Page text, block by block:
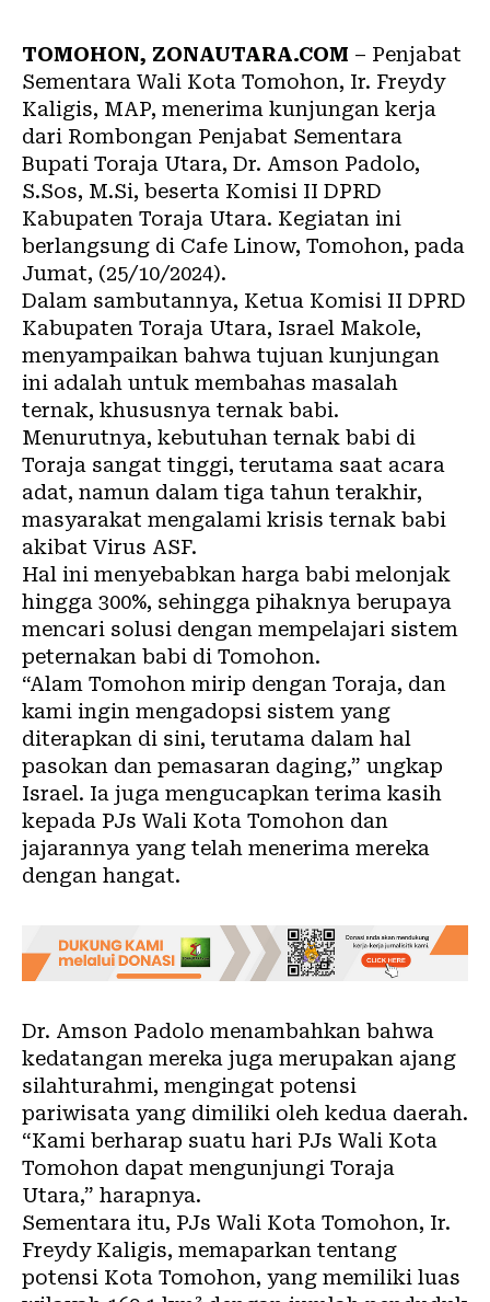
TOMOHON, ZONAUTARA.COM – Penjabat
Sementara Wali Kota Tomohon, Ir. Freydy
Kaligis, MAP, menerima kunjungan kerja
dari Rombongan Penjabat Sementara
Bupati Toraja Utara, Dr. Amson Padolo,
S.Sos, M.Si, beserta Komisi II DPRD
Kabupaten Toraja Utara. Kegiatan ini
berlangsung di Cafe Linow, Tomohon, pada
Jumat, (25/10/2024).
Dalam sambutannya, Ketua Komisi II DPRD
Kabupaten Toraja Utara, Israel Makole,
menyampaikan bahwa tujuan kunjungan
ini adalah untuk membahas masalah
ternak, khususnya ternak babi.
Menurutnya, kebutuhan ternak babi di
Toraja sangat tinggi, terutama saat acara
adat, namun dalam tiga tahun terakhir,
masyarakat mengalami krisis ternak babi
akibat Virus ASF.
Hal ini menyebabkan harga babi melonjak
hingga 300%, sehingga pihaknya berupaya
mencari solusi dengan mempelajari sistem
peternakan babi di Tomohon.
“Alam Tomohon mirip dengan Toraja, dan
kami ingin mengadopsi sistem yang
diterapkan di sini, terutama dalam hal
pasokan dan pemasaran daging,” ungkap
Israel. Ia juga mengucapkan terima kasih
kepada PJs Wali Kota Tomohon dan
jajarannya yang telah menerima mereka
dengan hangat.
Dr. Amson Padolo menambahkan bahwa
kedatangan mereka juga merupakan ajang
silahturahmi, mengingat potensi
pariwisata yang dimiliki oleh kedua daerah.
“Kami berharap suatu hari PJs Wali Kota
Tomohon dapat mengunjungi Toraja
Utara,” harapnya.
Sementara itu, PJs Wali Kota Tomohon, Ir.
Freydy Kaligis, memaparkan tentang
potensi Kota Tomohon, yang memiliki luas